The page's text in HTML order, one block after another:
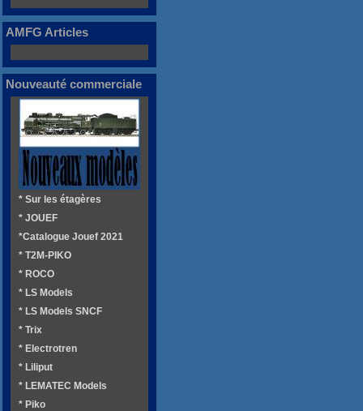
AMFG Articles
Nouveauté commerciale
* Sur les étagères
* JOUEF
*Catalogue Jouef 2021
* T2M-PIKO
* ROCO
* LS Models
* LS Models SNCF
* Trix
* Electrotren
* Liliput
* LEMATEC Models
* Piko